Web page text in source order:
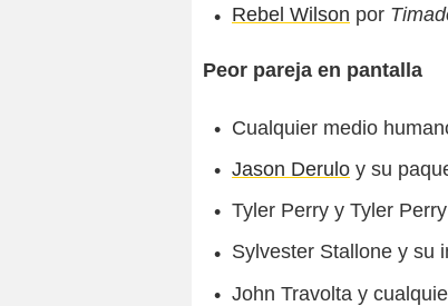
Rebel Wilson por
Peor pareja en pantalla
Cualquier medio
Jason Derulo y su
Tyler Perry y Tyler
Sylvester Stallone y su
John Travolta y